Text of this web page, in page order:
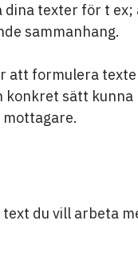
texter för t
sammanhang.
att formulera
konkret sätt
du vill arbeta